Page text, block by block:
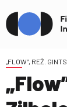
„FLOW”, REŻ.